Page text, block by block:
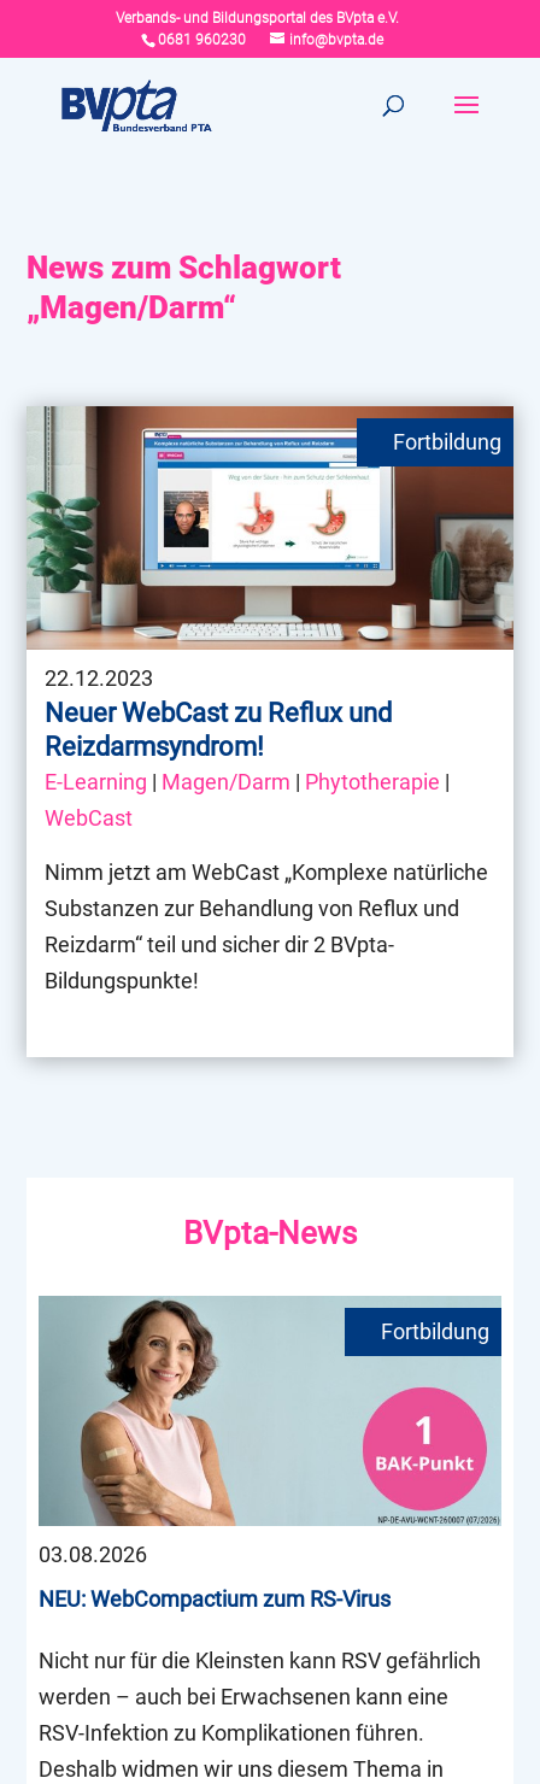
Verbands- und Bildungsportal des BVpta e.V.
0681 960230
info@bvpta.de
News zum Schlagwort
„Magen/Darm“
22.12.2023
Neuer WebCast zu Reflux und
Reizdarmsyndrom!
E-Learning | Magen/Darm | Phytotherapie |
WebCast
Nimm jetzt am WebCast „Komplexe natürliche
Substanzen zur Behandlung von Reflux und
Reizdarm“ teil und sicher dir 2 BVpta-
Bildungspunkte!
BVpta-News
03.08.2026
NEU: WebCompactium zum RS-Virus
Nicht nur für die Kleinsten kann RSV gefährlich
werden – auch bei Erwachsenen kann eine
RSV-Infektion zu Komplikationen führen.
Deshalb widmen wir uns diesem Thema in